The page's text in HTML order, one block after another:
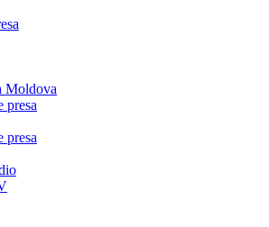
Moldova
presa
presa